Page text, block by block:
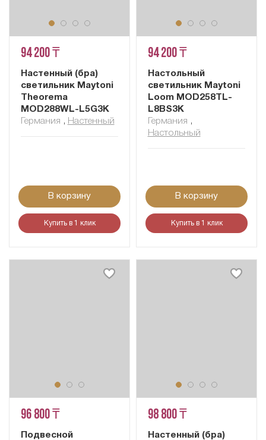
94 200 ₸
Настенный (бра)
светильник Maytoni
Theorema
MOD288WL-L5G3K
Германия , Настенный
В корзину
Купить в 1 клик
94 200 ₸
Настольный
светильник Maytoni
Loom MOD258TL-
L8BS3K
Германия ,
Настольный
В корзину
Купить в 1 клик
96 800 ₸
Подвесной
98 800 ₸
Настенный (бра)